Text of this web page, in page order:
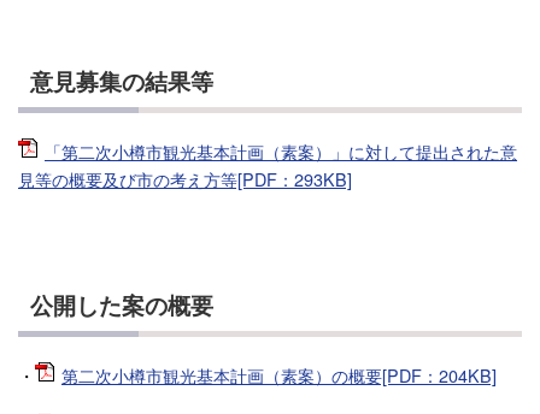
意見募集の結果等
「第二次小樽市観光基本計画（素案）」に対して提出された意
見等の概要及び市の考え方等[PDF：293KB]
公開した案の概要
・ 第二次小樽市観光基本計画（素案）の概要[PDF：204KB]